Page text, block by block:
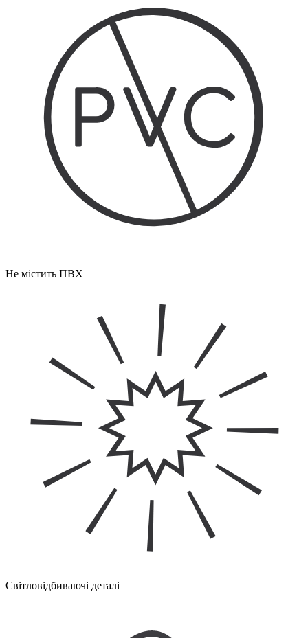
Не містить ПВХ
Світловідбиваючі деталі